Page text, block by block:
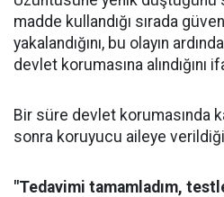
madde kullandığı sırada
yakalandığını, bu olayın
devlet korumasına alındığını
Bir süre devlet korumasında
sonra koruyucu aileye
"Tedavimi tamamladım,